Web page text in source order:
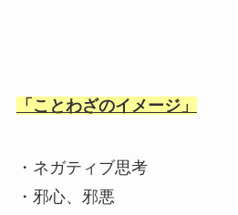
「ことわざのイメージ」
・ネガティブ思考
・邪心、邪悪